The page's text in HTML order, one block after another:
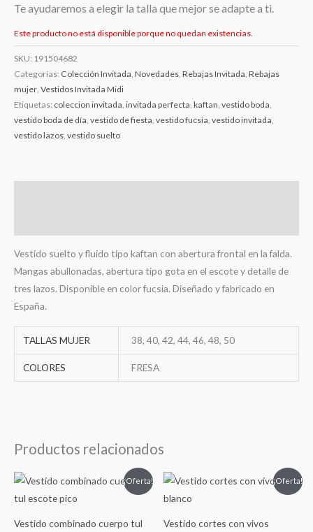
Te ayudaremos a elegir la talla que mejor se adapte a ti.
Este producto no está disponible porque no quedan existencias.
SKU: 191504682
Categorías: Colección Invitada Novedades Rebajas Invitada Rebajas
mujer Vestidos Invitada Midi
Etiquetas: coleccion invitada invitada perfecta kaftan vestido boda
vestido boda de día vestido de fiesta vestido fucsia vestido invitada
vestido lazos vestido suelto
Vestido suelto y fluido tipo kaftan con abertura frontal en la falda.
Mangas abullonadas, abertura tipo gota en el escote y detalle de
tres lazos. Disponible en color fucsia. Diseñado y fabricado en
España.
TALLAS MUJER 38, 40, 42, 44, 46, 48, 50
COLORES FRESA
Productos relacionados
¡Oferta!
Vestido combinado cuerpo tul
El
precio
original
109,00€.
El
precio
actual
79,00€.
¡Oferta!
Vestido cortes con vivos
El
precio
119,00€.
El
precio
89,00€.